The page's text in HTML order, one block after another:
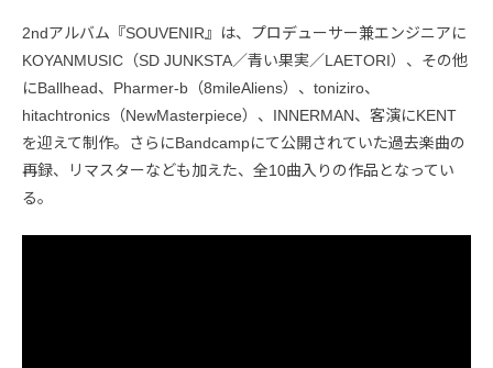
2ndアルバム『SOUVENIR』は、プロデューサー兼エンジニアに
KOYANMUSIC（SD JUNKSTA／青い果実／LAETORI）、その他
にBallhead、Pharmer-b（8mileAliens）、toniziro、
hitachtronics（NewMasterpiece）、INNERMAN、客演にKENT
を迎えて制作。さらにBandcampにて公開されていた過去楽曲の
再録、リマスターなども加えた、全10曲入りの作品となってい
る。